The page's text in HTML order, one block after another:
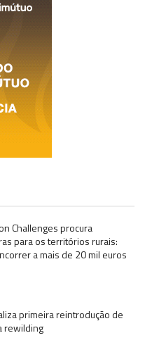
Challenges procura
para os territórios rurais:
a mais de 20 mil euros
primeira reintrodução de
rewilding